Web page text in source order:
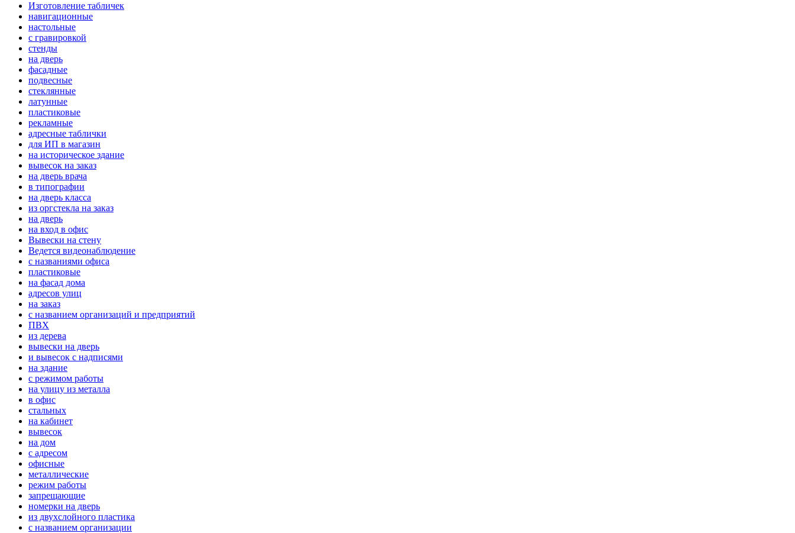
Изготовление табличек
навигационные
настольные
с гравировкой
стенды
на дверь
фасадные
подвесные
стеклянные
латунные
пластиковые
рекламные
адресные таблички
для ИП в магазин
на историческое здание
вывесок на заказ
на дверь врача
в типографии
на дверь класса
из оргстекла на заказ
на дверь
на вход в офис
Вывески на стену
Ведется видеонаблюдение
с названиями офиса
пластиковые
на фасад дома
адресов улиц
на заказ
с названием организаций и предприятий
ПВХ
из дерева
вывески на дверь
и вывесок с надписями
на здание
с режимом работы
на улицу из металла
в офис
стальных
на кабинет
вывесок
на дом
с адресом
офисные
металлические
режим работы
запрещающие
номерки на дверь
из двухслойного пластика
с названием организации